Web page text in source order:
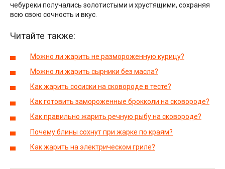
чебуреки получались золотистыми и хрустящими, сохраняя
всю свою сочность и вкус.
Читайте также:
Можно ли жарить не размороженную курицу?
Можно ли жарить сырники без масла?
Как жарить сосиски на сковороде в тесте?
Как готовить замороженные брокколи на сковороде?
Как правильно жарить речную рыбу на сковороде?
Почему блины сохнут при жарке по краям?
Как жарить на электрическом гриле?